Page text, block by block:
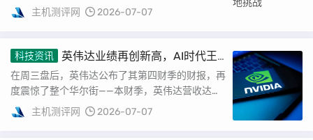
模型的热烈讨论。这样的变化，在北上广深等...
主机测评网 2026-07-07
科技资讯
英伟达业绩再创新高，AI时代王
者归来
在周三盘后，英伟达公布了其第四财季的财报，再
度震惊了整个华尔街——本财季，英伟达营收达到
创纪录的681.27亿美元，相比去年同期的393...
主机测评网 2026-07-07